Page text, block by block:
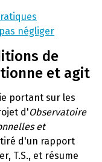
négliger
de
et agit
portant sur les
d'Observatoire
et
d'un rapport
T.S., et résume